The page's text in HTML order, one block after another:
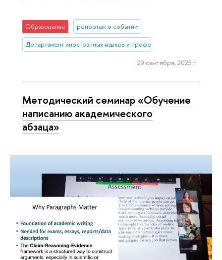
Образование репортаж о событии
Департамент иностранных языков и профессиональной
29 сентября, 2025 г.
Методический семинар «Обучение
написанию академического
абзаца»